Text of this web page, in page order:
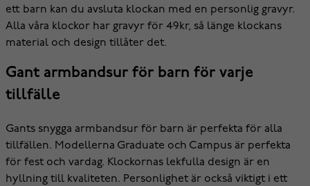
ett barn kan du avsluta klockan med en personlig gravyr.
Alla våra klockor har gravyr för 49kr, så länge klockans
material och design tillåter det.
Gant armbandsur för barn för varje
tillfälle
Gants snygga armbandsur för barn är perfekta för alla
tillfällen. Modellerna Graduate och Campus är perfekta
för fest och vardag. Klockornas lekfulla design är en
hyllning till kvaliteten. Personlighet är också viktigt i ett